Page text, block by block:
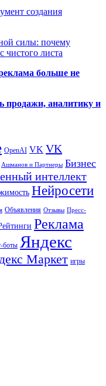
создания
силы: почему
чистого листа
больше не
продажи, аналитику и
OpenAI VK VK
Ашманов и Партнеры Бизнес
интеллект
Нейросети
Объявления Отзывы Пресс-
Реклама
боты Яндекс
Маркет игры